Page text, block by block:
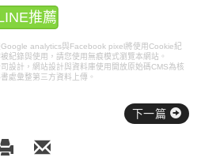
推薦
analytics與Facebook pixel將使用Cookie紀
紀錄與使用，請您使用無痕模式瀏覽本網站。
設計， 網站設計與資料庫使用開放原始碼CMS為核
處彙整第三方資料上傳。
下一篇